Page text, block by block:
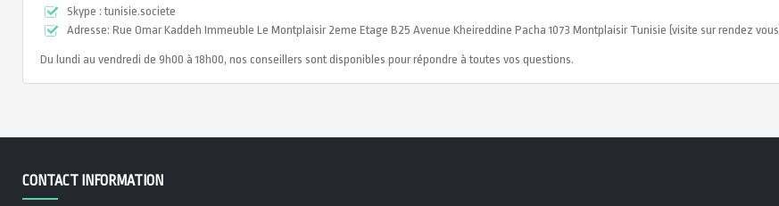
Skype : tunisie.societe
Adresse: Rue Omar Kaddeh Immeuble Le Montplaisir 2eme Etage B25 Avenue Kheireddine Pacha 1073 Montplaisir Tunisie (visite sur rendez vous)
Du lundi au vendredi de 9h00 à 18h00, nos conseillers sont disponibles pour répondre à toutes vos questions.
CONTACT INFORMATION